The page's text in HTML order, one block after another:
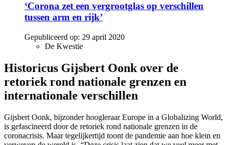
‘Corona zet een vergrootglas op verschillen
tussen arm en rijk’
Gepubliceerd op: 29 april 2020
De Kwestie
Historicus Gijsbert Oonk over de
retoriek rond nationale grenzen en
internationale verschillen
Gijsbert Oonk, bijzonder hoogleraar Europe in a Globalizing World,
is gefascineerd door de retoriek rond nationale grenzen in de
coronacrisis. Maar tegelijkertijd toont de pandemie aan hoe klein en